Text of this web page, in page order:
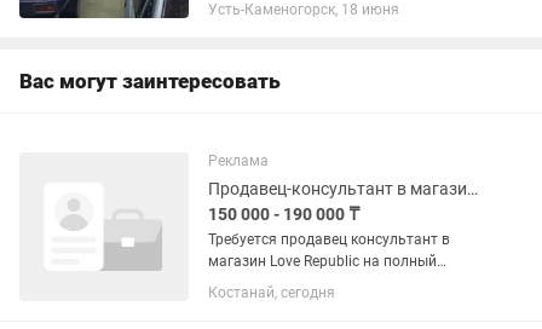
автоэлектрика. В выходные только
Усть-Каменогорск, 18 июня
Вас могут заинтересовать
Реклама
Продавец-консультант в магазине одежды
150 000 - 190 000 ₸
Требуется продавец консультант в
магазин Love Republic на полный
рабочий день- на долгий срок -
девушка от 18 лет - сменный 8 часовой
Костанай, сегодня